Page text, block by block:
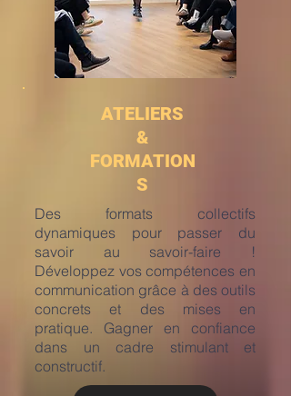
ATELIERS
&
FORMATION
S
​Des formats collectifs
dynamiques pour passer du
savoir au savoir-faire !
Développez vos compétences en
communication grâce à des outils
concrets et des mises en
pratique. Gagner en confiance
dans un cadre stimulant et
constructif.